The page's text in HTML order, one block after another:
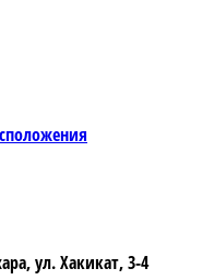
ул. Хакикат, 3-4